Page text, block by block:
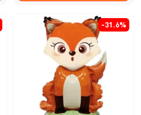
-31.6%